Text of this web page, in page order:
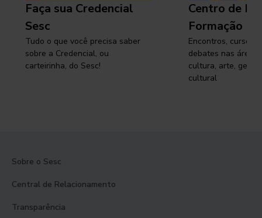
Faça sua Credencial
Sesc
Tudo o que você precisa saber
sobre a Credencial, ou
carteirinha, do Sesc!
Centro de
Formação
Encontros, cursos,
debates nas áreas
cultura, arte,
cultural
Sobre o Sesc
Central de Relacionamento
Transparência